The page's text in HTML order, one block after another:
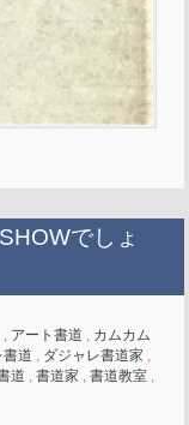
でしょ
, アート書道 , カムカム
書道 , ダジャレ書道家 ,
道 ,書道家 ,書道教室 ,